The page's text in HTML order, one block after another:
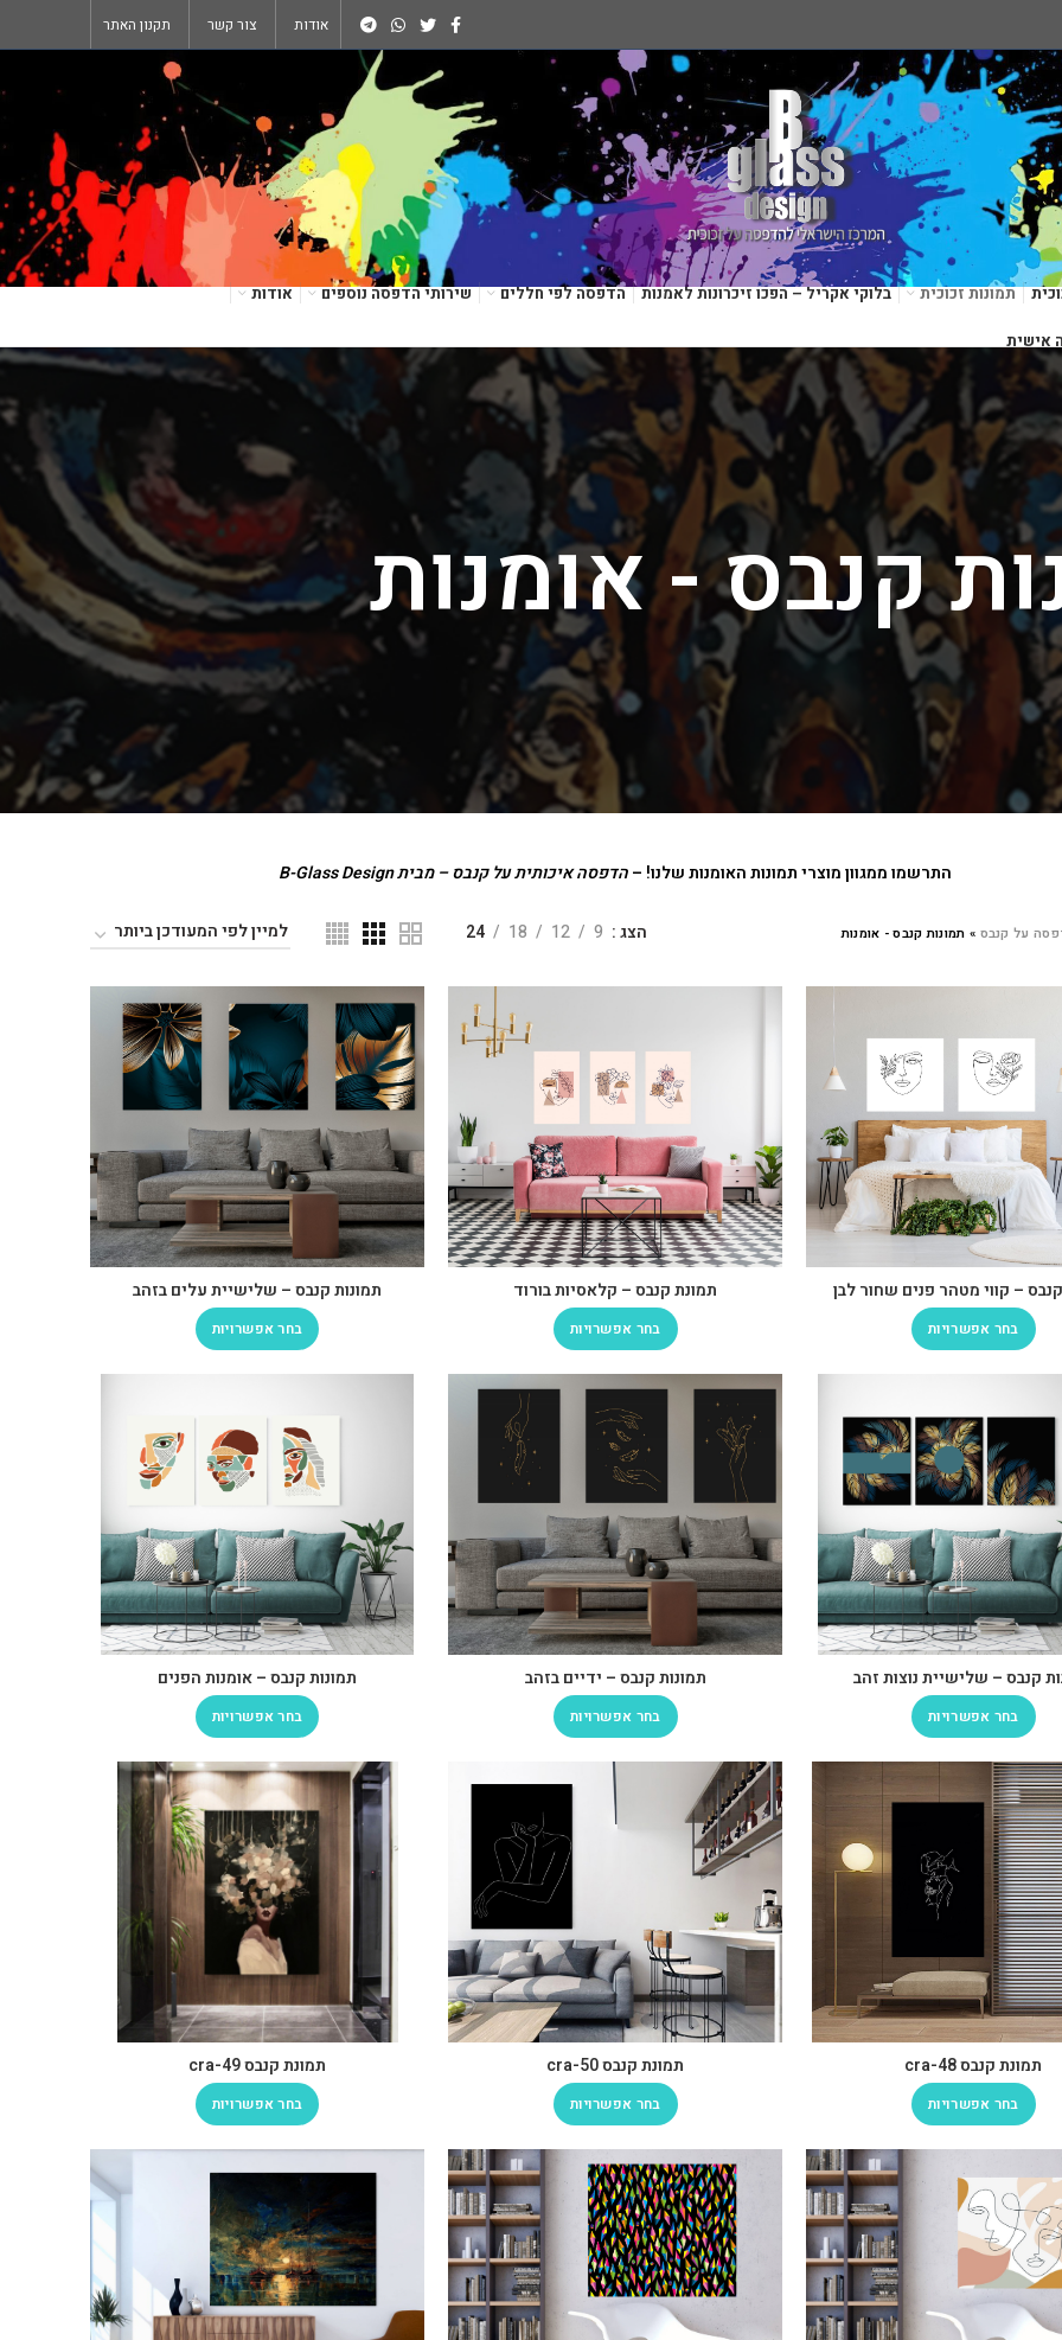
אודות צור קשר תקנון האתר
תמונות זכוכית בלוקי אקריל – הפכו זיכרונות לאמנות הדפסה לפי חללים שירותי הדפסה נוספים אודות
אישית
קנבס - אומנות
התרשמו ממגוון מוצרי תמונות האומנות שלנו! –הדפסה איכותית על קנבס – מבית B-Glass Design
על קנבס » תמונות קנבס - אומנות הצג 9
12
18
24
– קווי מטהר פנים שחור לבן
בחר אפשרויות
תמונת קנבס – קלאסיות בורוד
בחר אפשרויות
תמונות קנבס – שלישיית עלים בזהב
בחר אפשרויות
קנבס – שלישיית נוצות זהב
בחר אפשרויות
תמונות קנבס – ידיים בזהב
בחר אפשרויות
תמונות קנבס – אומנות הפנים
בחר אפשרויות
תמונת קנבס cra-48
בחר אפשרויות
תמונת קנבס cra-50
בחר אפשרויות
תמונת קנבס cra-49
בחר אפשרויות